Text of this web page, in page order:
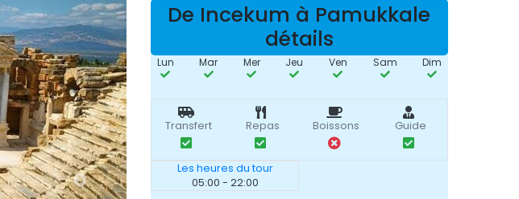
De Incekum à Pamukkale
détails
Lun Mar Mer Jeu Ven Sam Dim
Transfert Repas Boissons Guide
Les heures du tour
05:00 - 22:00